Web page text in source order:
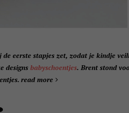
eerste stapjes zet, zodat je kindje
designs babyschoentjes. Brent stond
read more